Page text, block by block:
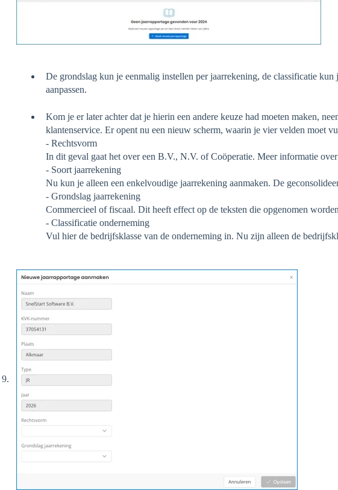
De grondslag kun je eenmalig instellen per jaarrekening, de classificatie kun
aanpassen.
Kom je er later achter dat je hierin een andere keuze had moeten maken,
klantenservice. Er opent nu een nieuw scherm, waarin je vier velden moet
- Rechtsvorm
In dit geval gaat het over een B.V., N.V. of Coöperatie. Meer informatie
- Soort jaarrekening
Nu kun je alleen een enkelvoudige jaarrekening aanmaken. De
- Grondslag jaarrekening
Commercieel of fiscaal. Dit heeft effect op de teksten die opgenomen
- Classificatie onderneming
Vul hier de bedrijfsklasse van de onderneming in. Nu zijn alleen de